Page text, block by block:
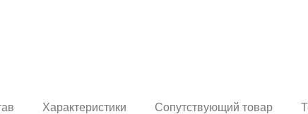
Характеристики Сопутствующий товар